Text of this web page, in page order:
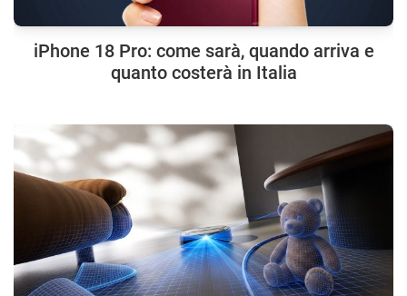
iPhone 18 Pro: come sarà, quando arriva e
quanto costerà in Italia